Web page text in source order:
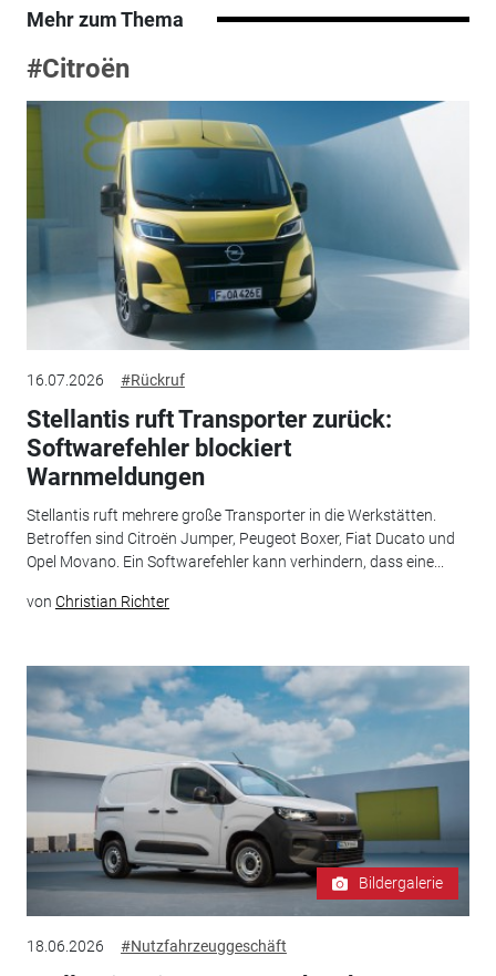
Mehr zum Thema
#Citroën
16.07.2026 #Rückruf
Stellantis ruft Transporter zurück:
Softwarefehler blockiert
Warnmeldungen
Stellantis ruft mehrere große Transporter in die Werkstätten.
Betroffen sind Citroën Jumper, Peugeot Boxer, Fiat Ducato und
Opel Movano. Ein Softwarefehler kann verhindern, dass eine...
von Christian Richter
Bildergalerie
18.06.2026 #Nutzfahrzeuggeschäft